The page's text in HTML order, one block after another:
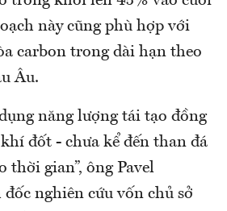
này cũng phù hợp với
carbon trong dài hạn theo
Âu.
năng lượng tái tạo đồng
đốt - chưa kể đến than đá
thời gian”, ông Pavel
nghiên cứu vốn chủ sở